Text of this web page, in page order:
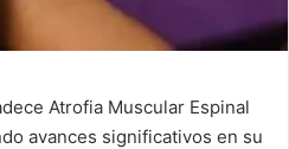
Atrofia Muscular Espinal
avances significativos en su